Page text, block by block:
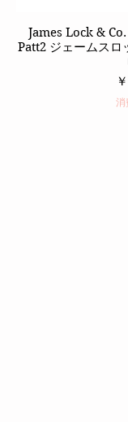
クイ
James Lock &
Patt2 ジェームスロ
消